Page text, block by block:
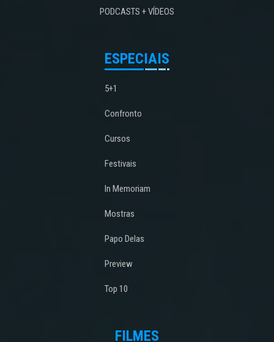
PODCASTS + VÍDEOS
ESPECIAIS
5+1
Confronto
Cursos
Festivais
In Memoriam
Mostras
Papo Delas
Preview
Top 10
FILMES